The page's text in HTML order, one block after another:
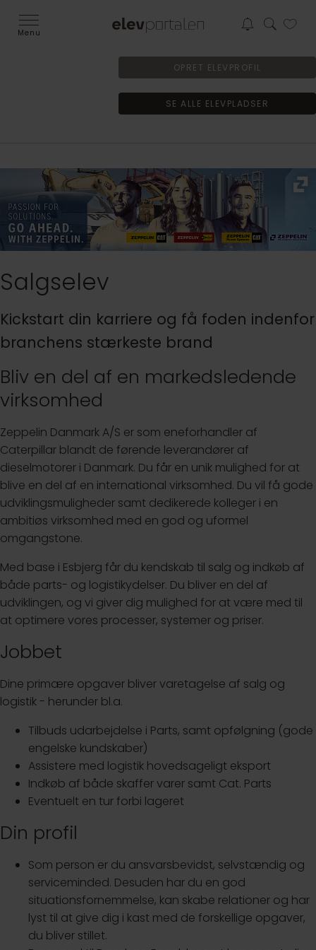
Menu
OPRET ELEVPROFIL
SE ALLE ELEVPLADSER
Salgselev
Kickstart din karriere og få foden indenfor
branchens stærkeste brand
Bliv en del af en markedsledende
virksomhed
Zeppelin Danmark A/S er som eneforhandler af
Caterpillar blandt de førende leverandører af
dieselmotorer i Danmark. Du får en unik mulighed for at
blive en del af en international virksomhed. Du vil få gode
udviklingsmuligheder samt dedikerede kolleger i en
ambitiøs virksomhed med en god og uformel
omgangstone.
Med base i Esbjerg får du kendskab til salg og indkøb af
både parts- og logistikydelser. Du bliver en del af
udviklingen, og vi giver dig mulighed for at være med til
at optimere vores processer, systemer og priser.
Jobbet
Dine primære opgaver bliver varetagelse af salg og
logistik - herunder bl.a.
Tilbuds udarbejdelse i Parts, samt opfølgning (gode
engelske kundskaber)
Assistere med logistik hovedsageligt eksport
Indkøb af både skaffer varer samt Cat. Parts
Eventuelt en tur forbi lageret
Din profil
Som person er du ansvarsbevidst, selvstændig og
serviceminded. Desuden har du en god
situationsfornemmelse, kan skabe relationer og har
lyst til at give dig i kast med de forskellige opgaver,
du bliver stillet.